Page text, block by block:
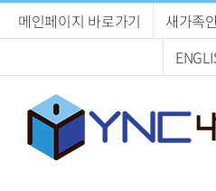
메인페이지 바로가기 새가족